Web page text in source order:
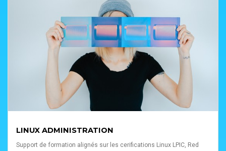
LINUX ADMINISTRATION
Support de formation alignés sur les cerifications Linux LPIC, Red